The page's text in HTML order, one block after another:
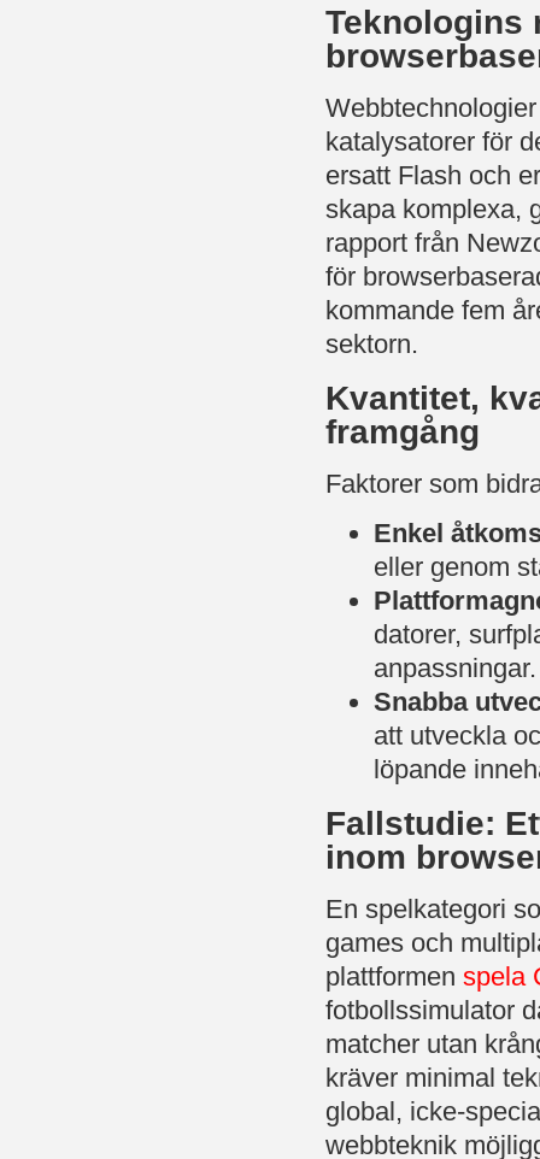
Teknologins
katalysatorer för
ersatt Flash och
skapa komplexa,
rapport från
för
kommande fem
sektorn.
Kvantitet,
framgång
Faktorer som
Enkel
eller genom
datorer,
anpassningar.
Snabba
att utveckla
löpande
Fallstudie:
inom
En spelkategori
games och
plattformen spela
fotbollssimulator
matcher utan
kräver minimal
global, icke-
webbteknik